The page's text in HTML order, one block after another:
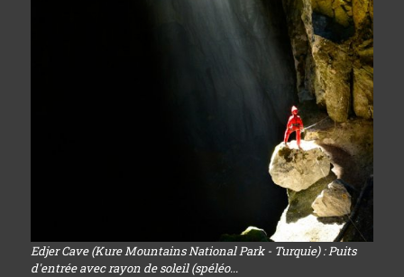
Edjer Cave (Kure Mountains National Park - Turquie) : Puits
d'entrée avec rayon de soleil (spéléo...